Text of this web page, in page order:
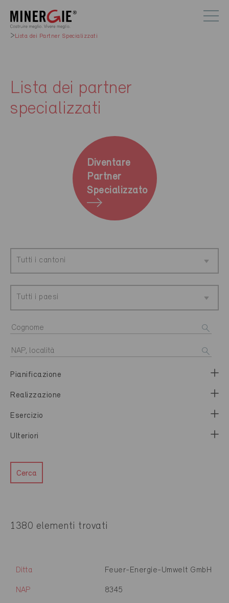
Lista dei Partner Specializzati
Lista dei partner
specializzati
Diventare
Partner
Specializzato
Tutti i cantoni
Tutti i paesi
Pianificazione
Realizzazione
Esercizio
Ulteriori
Cerca
1380 elementi trovati
Ditta Feuer-Energie-Umwelt GmbH
NAP 8345